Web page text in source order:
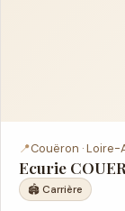
📍Couëron ·
Ecurie
🏟️ Carrière